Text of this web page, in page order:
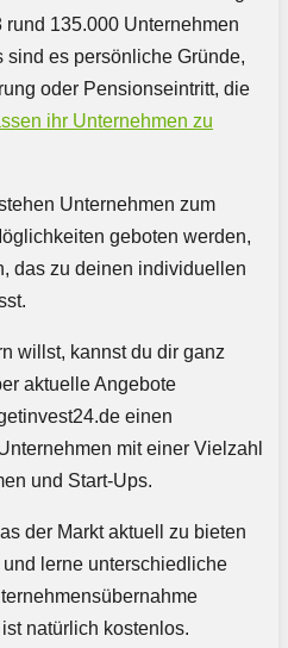
rund 135.000 Unternehmen
es persönliche Gründe,
oder Pensionseintritt, die
ihr Unternehmen zu
Unternehmen zum
geboten werden,
das zu deinen individuellen
willst, kannst du dir ganz
aktuelle Angebote
einen
mit einer Vielzahl
und Start-Ups.
der Markt aktuell zu bieten
lerne unterschiedliche
natürlich kostenlos.